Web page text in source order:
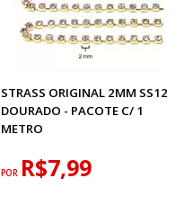
STRASS ORIGINAL 2MM SS12
DOURADO - PACOTE C/ 1
METRO
POR R$7,99